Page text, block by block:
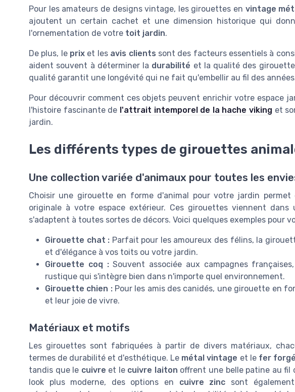
Pour les amateurs de designs vintage, les girouettes en vintage
ajoutent un certain cachet et une dimension historique qui
l'ornementation de votre toit jardin.
De plus, le prix et les avis clients sont des facteurs essentiels à
aident souvent à déterminer la durabilité et la qualité des
qualité garantit une longévité qui ne fait qu'embellir au fil des
Pour découvrir comment ces objets peuvent enrichir votre espace
l'histoire fascinante de l'attrait intemporel de la hache viking et
jardin.
Les différents types de girouettes
Une collection variée d'animaux pour toutes les
Choisir une girouette en forme d'animal pour votre jardin
originale à votre espace extérieur. Ces girouettes viennent
s'adaptent à toutes sortes de décors. Voici quelques exemples pour
Girouette chat : Parfait pour les amoureux des félins, la
et d'élégance à vos toits ou votre jardin.
Girouette coq :Souvent associée aux campagnes
rustique qui s'intègre bien dans n'importe quel environnement.
Girouette chien :Pour les amis des canidés, une girouette en
et leur joie de vivre.
Matériaux et motifs
Les girouettes sont fabriquées à partir de divers matériaux,
termes de durabilité et d'esthétique. Le métal vintage et le fer forgé
tandis que le cuivre et le cuivre laiton offrent une belle patine au fil
look plus moderne, des options en cuivre zinc sont